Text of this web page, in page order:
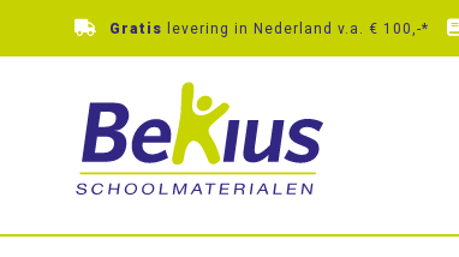
Gratis levering in Nederland v.a. € 100,-*